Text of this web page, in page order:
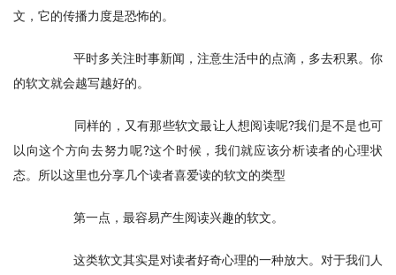
文，它的传播力度是恐怖的。
平时多关注时事新闻，注意生活中的点滴，多去积累。你
的软文就会越写越好的。
同样的，又有那些软文最让人想阅读呢?我们是不是也可
以向这个方向去努力呢?这个时候，我们就应该分析读者的心理状
态。所以这里也分享几个读者喜爱读的软文的类型
第一点，最容易产生阅读兴趣的软文。
这类软文其实是对读者好奇心理的一种放大。对于我们人